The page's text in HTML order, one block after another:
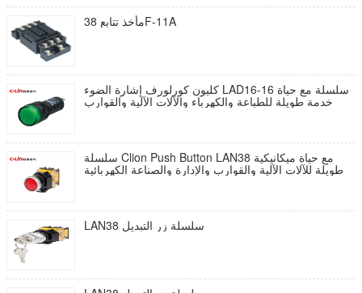
مأخذ تتابع 38F-11A
كليون كورلورف إشارة الضوء LAD16-16 سلسلة مع حياة
خدمة طويلة للطباعة والكهرباء والآلات الآلية والقوارب
سلسلة Clion Push Button LAN38 مع حياة ميكانيكية
طويلة للآلات الآلية والقوارب والإدارة والصناعة الكهربائية
LAN38 سلسلة زر التبديل